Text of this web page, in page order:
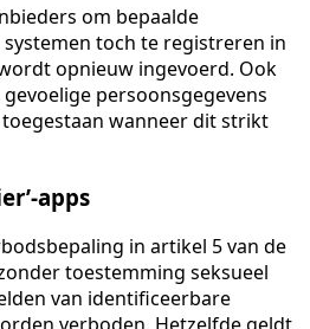
om bepaalde
toch te registreren in
opnieuw ingevoerd. Ook
persoonsgegevens
wanneer dit strikt
apps
in artikel 5 van de
toestemming seksueel
van identificeerbare